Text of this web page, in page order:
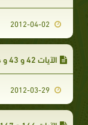
الآيات 42 و 43 و 44 من سورة البقرة